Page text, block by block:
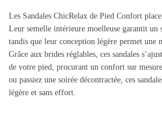
Les Sandales ChicRelax de Pied Confort
Leur semelle intérieure moelleuse garantit un
tandis que leur conception légère permet une
Grâce aux brides réglables, ces sandales
de votre pied, procurant un confort sur
ou passiez une soirée décontractée, ces
légère et sans effort.